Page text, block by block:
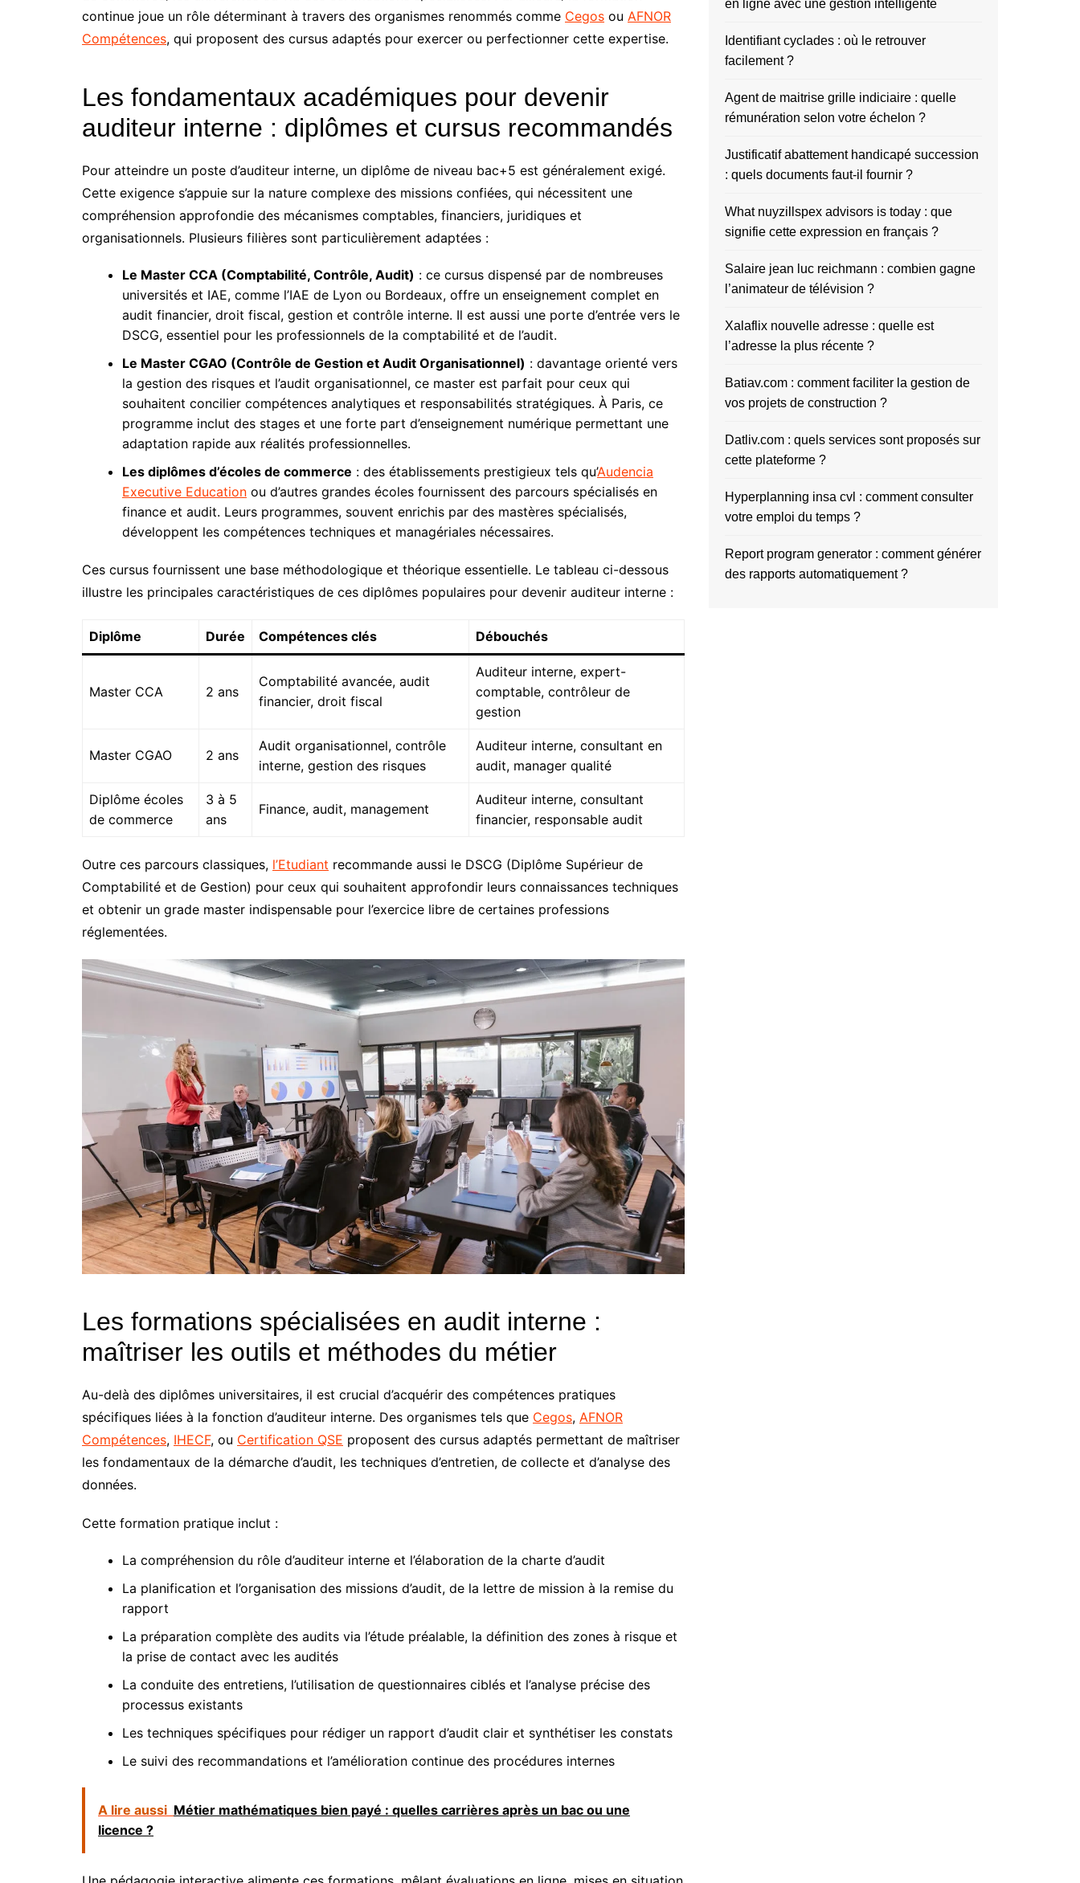
continue joue un rôle déterminant à travers des organismes renommés comme Cegos ou AFNOR
Compétences, qui proposent des cursus adaptés pour exercer ou perfectionner cette expertise.
Les fondamentaux académiques pour devenir
auditeur interne : diplômes et cursus recommandés
Pour atteindre un poste d’auditeur interne, un diplôme de niveau bac+5 est généralement exigé.
Cette exigence s’appuie sur la nature complexe des missions confiées, qui nécessitent une
compréhension approfondie des mécanismes comptables, financiers, juridiques et
organisationnels. Plusieurs filières sont particulièrement adaptées :
Le Master CCA (Comptabilité, Contrôle, Audit) : ce cursus dispensé par de nombreuses
universités et IAE, comme l’IAE de Lyon ou Bordeaux, offre un enseignement complet en
audit financier, droit fiscal, gestion et contrôle interne. Il est aussi une porte d’entrée vers le
DSCG, essentiel pour les professionnels de la comptabilité et de l’audit.
Le Master CGAO (Contrôle de Gestion et Audit Organisationnel) : davantage orienté vers
la gestion des risques et l’audit organisationnel, ce master est parfait pour ceux qui
souhaitent concilier compétences analytiques et responsabilités stratégiques. À Paris, ce
programme inclut des stages et une forte part d’enseignement numérique permettant une
adaptation rapide aux réalités professionnelles.
Les diplômes d’écoles de commerce : des établissements prestigieux tels qu’Audencia
Executive Education ou d’autres grandes écoles fournissent des parcours spécialisés en
finance et audit. Leurs programmes, souvent enrichis par des mastères spécialisés,
développent les compétences techniques et managériales nécessaires.
Ces cursus fournissent une base méthodologique et théorique essentielle. Le tableau ci-dessous
illustre les principales caractéristiques de ces diplômes populaires pour devenir auditeur interne :
Diplôme Durée Compétences clés Débouchés
Master CCA 2 ans
Comptabilité avancée, audit
financier, droit fiscal
Auditeur interne, expert-
comptable, contrôleur de
gestion
Master CGAO 2 ans
Audit organisationnel, contrôle
interne, gestion des risques
Auditeur interne, consultant en
audit, manager qualité
Diplôme écoles
de commerce
3 à 5
ans
Finance, audit, management
Auditeur interne, consultant
financier, responsable audit
Outre ces parcours classiques, l’Etudiant recommande aussi le DSCG (Diplôme Supérieur de
Comptabilité et de Gestion) pour ceux qui souhaitent approfondir leurs connaissances techniques
et obtenir un grade master indispensable pour l’exercice libre de certaines professions
réglementées.
Les formations spécialisées en audit interne :
maîtriser les outils et méthodes du métier
Au-delà des diplômes universitaires, il est crucial d’acquérir des compétences pratiques
spécifiques liées à la fonction d’auditeur interne. Des organismes tels que Cegos, AFNOR
Compétences, IHECF, ou Certification QSE proposent des cursus adaptés permettant de maîtriser
les fondamentaux de la démarche d’audit, les techniques d’entretien, de collecte et d’analyse des
données.
Cette formation pratique inclut :
La compréhension du rôle d’auditeur interne et l’élaboration de la charte d’audit
La planification et l’organisation des missions d’audit, de la lettre de mission à la remise du
rapport
La préparation complète des audits via l’étude préalable, la définition des zones à risque et
la prise de contact avec les audités
La conduite des entretiens, l’utilisation de questionnaires ciblés et l’analyse précise des
processus existants
Les techniques spécifiques pour rédiger un rapport d’audit clair et synthétiser les constats
Le suivi des recommandations et l’amélioration continue des procédures internes
A lire aussi Métier mathématiques bien payé : quelles carrières après un bac ou une
licence ?
en ligne avec une gestion intelligente
Identifiant cyclades : où le retrouver
facilement ?
Agent de maitrise grille indiciaire : quelle
rémunération selon votre échelon ?
Justificatif abattement handicapé succession
: quels documents faut-il fournir ?
What nuyzillspex advisors is today : que
signifie cette expression en français ?
Salaire jean luc reichmann : combien gagne
l’animateur de télévision ?
Xalaflix nouvelle adresse : quelle est
l’adresse la plus récente ?
Batiav.com : comment faciliter la gestion de
vos projets de construction ?
Datliv.com : quels services sont proposés sur
cette plateforme ?
Hyperplanning insa cvl : comment consulter
votre emploi du temps ?
Report program generator : comment générer
des rapports automatiquement ?